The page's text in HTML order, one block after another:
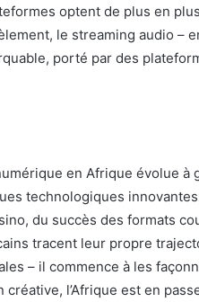
optent de plus en
le streaming audio –
porté par des
en Afrique évolue à
technologiques innovantes.
du succès des formats
tracent leur propre
– il commence à les
créative, l’Afrique est en